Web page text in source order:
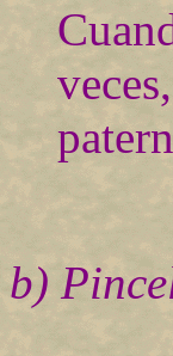
b)